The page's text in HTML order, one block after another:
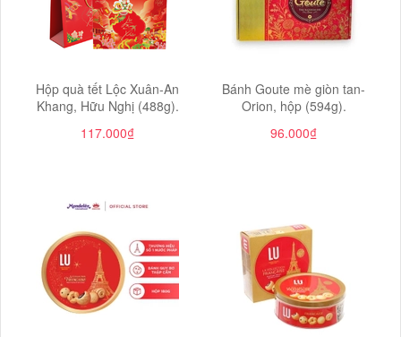
Hộp quà tết Lộc Xuân-An
Khang, Hữu Nghị (488g).
117.000₫
Bánh Goute mè giòn tan-
Orion, hộp (594g).
96.000₫